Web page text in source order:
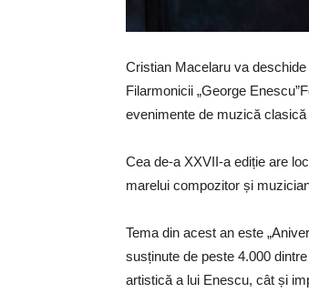
Cristian Macelaru va
Filarmonicii „George
evenimente de muzică
Cea de-a XXVII-a ediție are
marelui compozitor și
Tema din acest an este
susținute de peste 4.000
artistică a lui Enescu, cât și